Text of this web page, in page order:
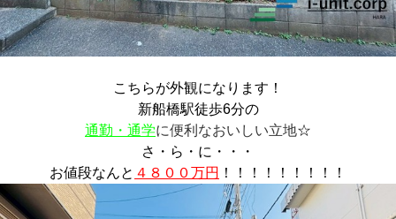
こちらが外観になります！
新船橋駅徒歩6分の
通勤・通学に便利なおいしい立地☆
さ・ら・に・・・
お値段なんと ４８００万円 ！！！！！！！！！